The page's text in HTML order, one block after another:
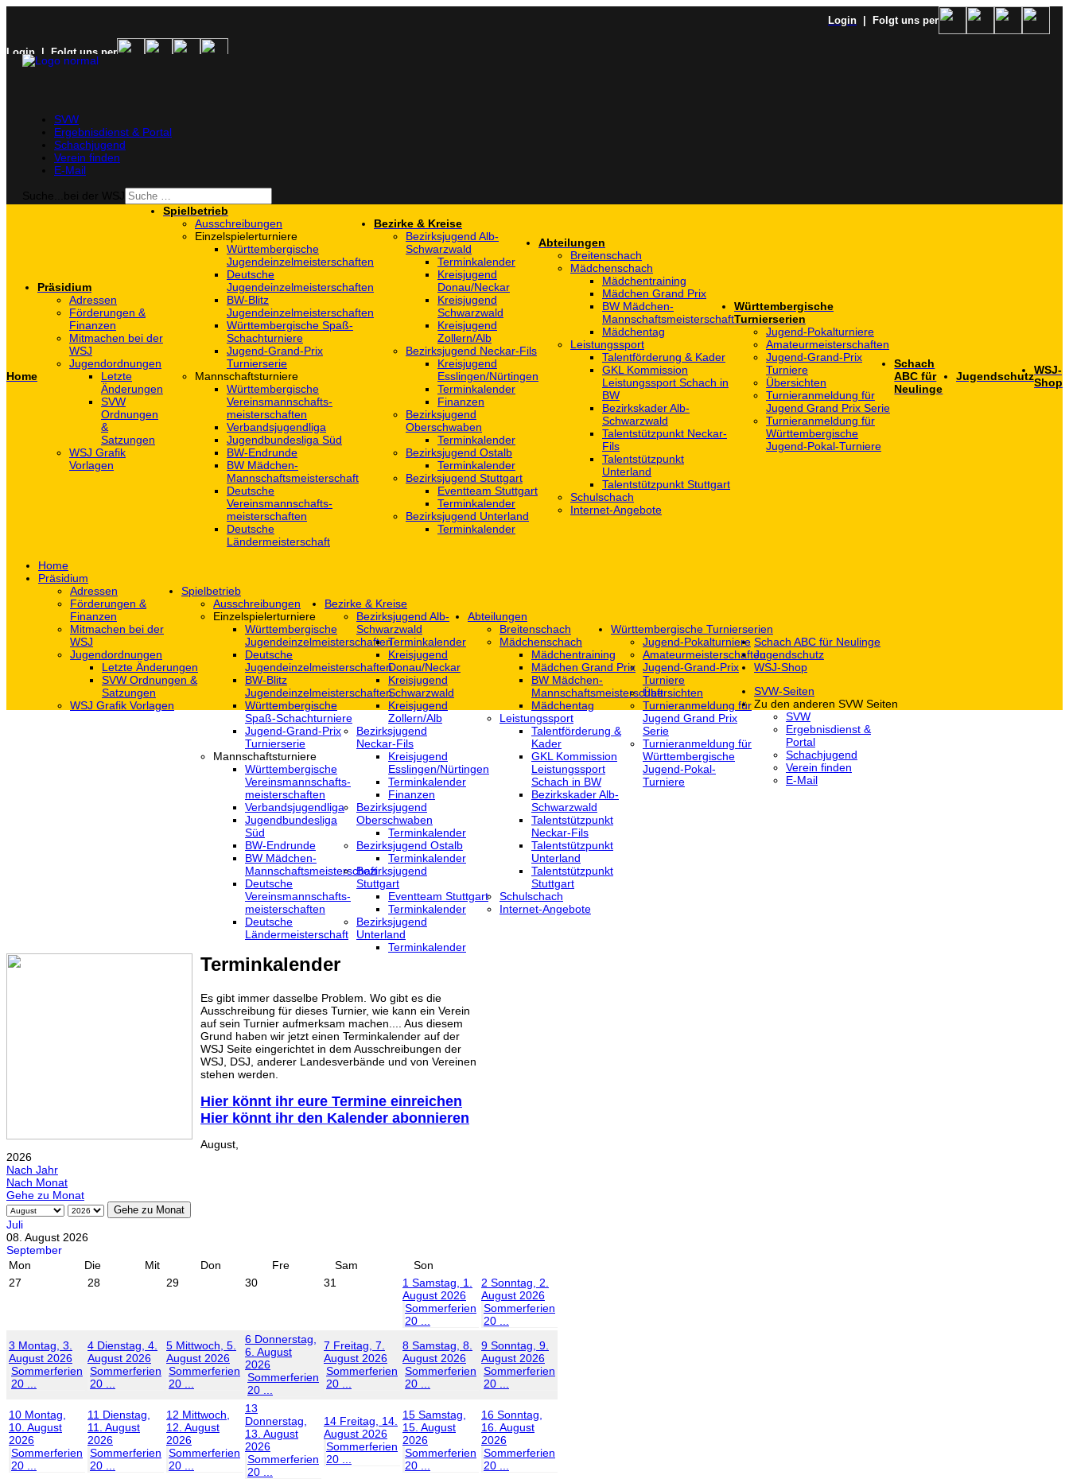
Login | Folgt uns per
Login | Folgt uns per
SVW
Ergebnisdienst & Portal
Schachjugend
Verein finden
E-Mail
Home
Präsidium
Adressen
Förderungen &
Finanzen
Mitmachen bei der
WSJ
Jugendordnungen
Letzte
Änderungen
SVW
Ordnungen
&
Satzungen
WSJ Grafik
Vorlagen
Spielbetrieb
Ausschreibungen
Einzelspielerturniere
Württembergische
Jugendeinzelmeisterschaften
Deutsche
Jugendeinzelmeisterschaften
BW-Blitz
Jugendeinzelmeisterschaften
Württembergische Spaß-
Schachturniere
Jugend-Grand-Prix
Turnierserie
Mannschaftsturniere
Württembergische
Vereinsmannschafts-
meisterschaften
Verbandsjugendliga
Jugendbundesliga Süd
BW-Endrunde
BW Mädchen-
Mannschaftsmeisterschaft
Deutsche
Vereinsmannschafts-
meisterschaften
Deutsche
Ländermeisterschaft
Bezirke & Kreise
Bezirksjugend Alb-
Schwarzwald
Terminkalender
Kreisjugend
Donau/Neckar
Kreisjugend
Schwarzwald
Kreisjugend
Zollern/Alb
Bezirksjugend Neckar-Fils
Kreisjugend
‎Esslingen/Nürtingen
Terminkalender
Finanzen
Bezirksjugend
Oberschwaben
Terminkalender
Bezirksjugend Ostalb
Terminkalender
Bezirksjugend Stuttgart
‎Eventteam Stuttgart
Terminkalender
Bezirksjugend Unterland
Terminkalender
Abteilungen
Breitenschach
Mädchenschach
Mädchentraining
Mädchen Grand Prix
BW Mädchen-
Mannschaftsmeisterschaft
Mädchentag
Leistungssport
Talentförderung & Kader
GKL Kommission
Leistungssport Schach in
BW
Bezirkskader Alb-
Schwarzwald
Talentstützpunkt Neckar-
Fils
Talentstützpunkt
Unterland
Talentstützpunkt Stuttgart
Schulschach
Internet-Angebote
Württembergische
Turnierserien
Jugend-Pokalturniere
Amateurmeisterschaften
Jugend-Grand-Prix
Turniere
Übersichten
Turnieranmeldung für
Jugend Grand Prix Serie
Turnieranmeldung für
Württembergische
Jugend-Pokal-Turniere
Schach
ABC für
Neulinge
JugendschutzWSJ-
Shop
Home
Präsidium
Adressen
Förderungen &
Finanzen
Mitmachen bei der
WSJ
Jugendordnungen
Letzte Änderungen
SVW Ordnungen &
Satzungen
WSJ Grafik Vorlagen
Spielbetrieb
Ausschreibungen
Einzelspielerturniere
Württembergische
Jugendeinzelmeisterschaften
Deutsche
Jugendeinzelmeisterschaften
BW-Blitz
Jugendeinzelmeisterschaften
Württembergische
Spaß-Schachturniere
Jugend-Grand-Prix
Turnierserie
Mannschaftsturniere
Württembergische
Vereinsmannschafts-
meisterschaften
Verbandsjugendliga
Jugendbundesliga
Süd
BW-Endrunde
BW Mädchen-
Mannschaftsmeisterschaft
Deutsche
Vereinsmannschafts-
meisterschaften
Deutsche
Ländermeisterschaft
Bezirke & Kreise
Bezirksjugend Alb-
Schwarzwald
Terminkalender
Kreisjugend
Donau/Neckar
Kreisjugend
Schwarzwald
Kreisjugend
Zollern/Alb
Bezirksjugend
Neckar-Fils
Kreisjugend
‎Esslingen/Nürtingen
Terminkalender
Finanzen
Bezirksjugend
Oberschwaben
Terminkalender
Bezirksjugend Ostalb
Terminkalender
Bezirksjugend
Stuttgart
‎Eventteam Stuttgart
Terminkalender
Bezirksjugend
Unterland
Terminkalender
Abteilungen
Breitenschach
Mädchenschach
Mädchentraining
Mädchen Grand Prix
BW Mädchen-
Mannschaftsmeisterschaft
Mädchentag
Leistungssport
Talentförderung &
Kader
GKL Kommission
Leistungssport
Schach in BW
Bezirkskader Alb-
Schwarzwald
Talentstützpunkt
Neckar-Fils
Talentstützpunkt
Unterland
Talentstützpunkt
Stuttgart
Schulschach
Internet-Angebote
Württembergische Turnierserien
Jugend-Pokalturniere
Amateurmeisterschaften
Jugend-Grand-Prix
Turniere
Übersichten
Turnieranmeldung für
Jugend Grand Prix
Serie
Turnieranmeldung für
Württembergische
Jugend-Pokal-
Turniere
Schach ABC für Neulinge
Jugendschutz
WSJ-Shop
SVW-Seiten
Zu den anderen SVW Seiten
SVW
Ergebnisdienst &
Portal
Schachjugend
Verein finden
E-Mail
Terminkalender
Es gibt immer dasselbe Problem. Wo gibt es die
Ausschreibung für dieses Turnier, wie kann ein Verein
auf sein Turnier aufmerksam machen.... Aus diesem
Grund haben wir jetzt einen Terminkalender auf der
WSJ Seite eingerichtet in dem Ausschreibungen der
WSJ, DSJ, anderer Landesverbände und von Vereinen
stehen werden.
Hier könnt ihr eure Termine einreichen
Hier könnt ihr den Kalender abonnieren
August,
2026
Nach Jahr
Nach Monat
Gehe zu Monat
Gehe zu Monat
Juli
08. August 2026
September
Mon
Die Mit Don Fre Sam
Son
27
28 29 30 31 1 Samstag, 1.
August 2026
Sommerferien
20 ...
2 Sonntag, 2.
August 2026
Sommerferien
20 ...
3 Montag, 3.
August 2026
Sommerferien
20 ...
4 Dienstag, 4.
August 2026
Sommerferien
20 ...
5 Mittwoch, 5.
August 2026
Sommerferien
20 ...
6 Donnerstag,
6. August
2026
Sommerferien
20 ...
7 Freitag, 7.
August 2026
Sommerferien
20 ...
8 Samstag, 8.
August 2026
Sommerferien
20 ...
9 Sonntag, 9.
August 2026
Sommerferien
20 ...
10 Montag,
10. August
2026
Sommerferien
20 ...
11 Dienstag,
11. August
2026
Sommerferien
20 ...
12 Mittwoch,
12. August
2026
Sommerferien
20 ...
13
Donnerstag,
13. August
2026
Sommerferien
20 ...
14 Freitag, 14.
August 2026
Sommerferien
20 ...
15 Samstag,
15. August
2026
Sommerferien
20 ...
16 Sonntag,
16. August
2026
Sommerferien
20 ...